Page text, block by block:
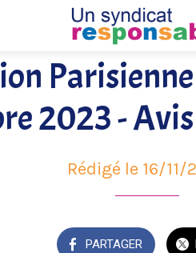
2023 -
Rédigé le 16/11/
PARTAGER